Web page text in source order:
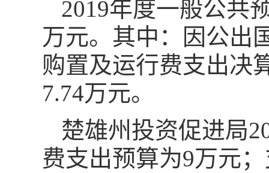
2019年度一般公共
万元。其中：因公出
购置及运行费支出决
7.74万元。
楚雄州投资促进局
费支出预算为9万元